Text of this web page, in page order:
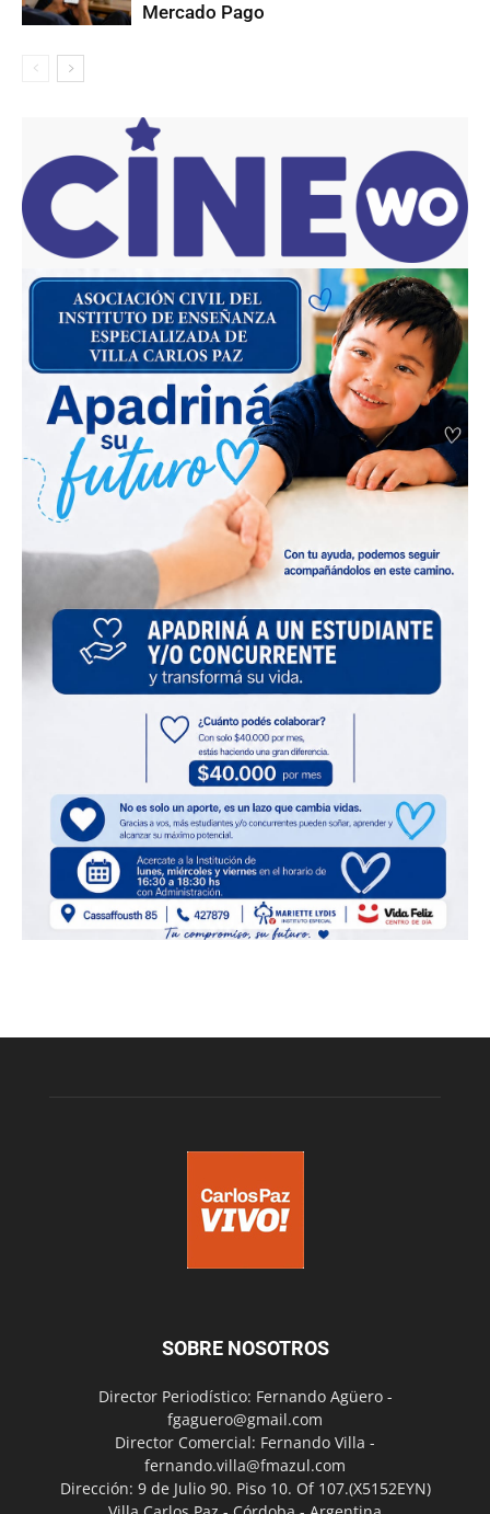
Mercado Pago
SOBRE NOSOTROS
Director Periodístico: Fernando Agüero -
fgaguero@gmail.com
Director Comercial: Fernando Villa -
fernando.villa@fmazul.com
Dirección: 9 de Julio 90. Piso 10. Of 107.(X5152EYN)